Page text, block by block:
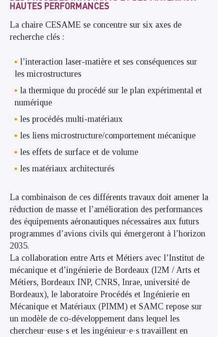
HAUTES PERFORMANCES
La chaire CESAME se concentre sur six axes de
recherche clés :
l’interaction laser-matière et ses conséquences sur
les microstructures
la thermique du procédé sur le plan expérimental et
numérique
les procédés multi-matériaux
les liens microstructure/comportement mécanique
les effets de surface et de volume
les matériaux architecturés
La combinaison de ces différents travaux doit amener la
réduction de masse et l’amélioration des performances
des équipements aéronautiques nécessaires aux futurs
programmes d’avions civils qui émergeront à l’horizon
2035.
La collaboration entre Arts et Métiers avec l’Institut de
mécanique et d’ingénierie de Bordeaux (I2M / Arts et
Métiers, Bordeaux INP, CNRS, Inrae, université de
Bordeaux), le laboratoire Procédés et Ingénierie en
Mécanique et Matériaux (PIMM) et SAMC repose sur
un modèle de co-développement dans lequel les
chercheur·euse·s et les ingénieur·e·s travaillent en